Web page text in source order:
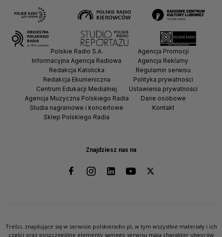
Znajdziesz nas na
Polskie Radio S.A.
Informacyjna Agencja Radiowa
Redakcja Katolicka
Redakcja Ekumeniczna
Centrum Edukacji Medialnej
Agencja Muzyczna Polskiego Radia
Studia nagraniowe i koncertowe
Sklep Polskiego Radia
Agencja Promocji
Agencja Reklamy
Regulamin serwisu
Polityka prywatności
Ustawienia prywatności
Dane osobowe
Kontakt
Treści, znajdujące się w serwisie polskieradio.pl, w tym wszystkie materiały i ich
części oraz poszczególne elementy samego serwisu mają charakter utworów